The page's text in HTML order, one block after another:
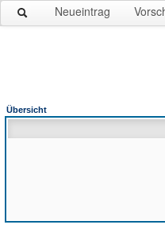
Neueintrag
Übersicht